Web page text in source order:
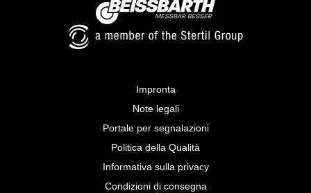
Impronta
Note legali
Portale per segnalazioni
Politica della Qualità
Informativa sulla privacy
Condizioni di consegna